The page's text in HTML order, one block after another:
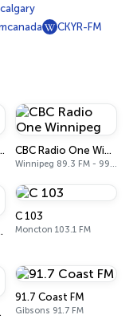
CKYR-FM
Montreal CBC Radio One Winnipeg
Winnipeg 89.3 FM - 990 AM
C 103
Moncton 103.1 FM
91.7 Coast FM
Gibsons 91.7 FM